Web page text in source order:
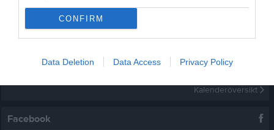
CONFIRM
Data Deletion Data Access Privacy Policy
Skiljebo SK P 17 Röd (hemma) 15 aug, 00:00
Kalenderöversikt
Facebook